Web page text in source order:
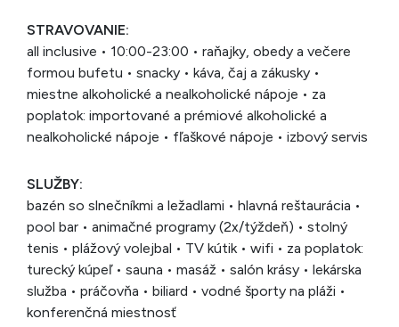
STRAVOVANIE:
all inclusive • 10:00-23:00 • raňajky, obedy a večere
formou bufetu • snacky • káva, čaj a zákusky •
miestne alkoholické a nealkoholické nápoje • za
poplatok: importované a prémiové alkoholické a
nealkoholické nápoje • fľaškové nápoje • izbový servis
SLUŽBY:
bazén so slnečníkmi a ležadlami • hlavná reštaurácia •
pool bar • animačné programy (2x/týždeň) • stolný
tenis • plážový volejbal • TV kútik • wifi • za poplatok:
turecký kúpeľ • sauna • masáž • salón krásy • lekárska
služba • práčovňa • biliard • vodné športy na pláži •
konferenčná miestnosť